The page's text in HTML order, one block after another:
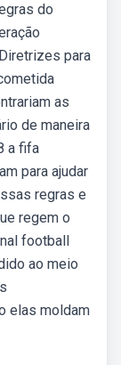
do
para
as
de maneira
a fifa
para ajudar
regras e
regem o
football
ao meio
elas moldam